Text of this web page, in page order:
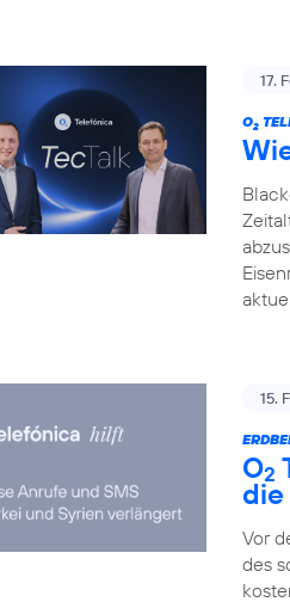
17.
O2
15.
O2
die
Vor
des